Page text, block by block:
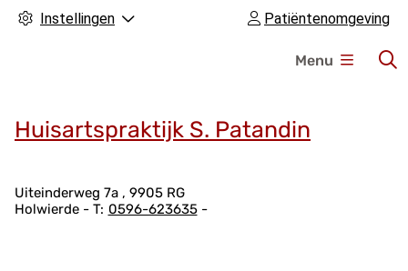
Instellingen Patiëntenomgeving
Huisartspraktijk S. Patandin
f
d
Menu
A
d
Uiteinderweg 7a
9905 RG
Holwierde
0596-623635